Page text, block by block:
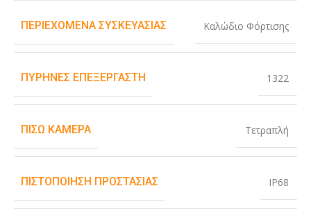
ΠΕΡΙΕΧΌΜΕΝΑ ΣΥΣΚΕΥΑΣΊΑΣ Καλώδιο Φόρτισης
ΠΥΡΉΝΕΣ ΕΠΕΞΕΡΓΑΣΤΉ 1322
ΠΊΣΩ ΚΆΜΕΡΑ Τετραπλή
ΠΙΣΤΟΠΟΊΗΣΗ ΠΡΟΣΤΑΣΊΑΣ IP68